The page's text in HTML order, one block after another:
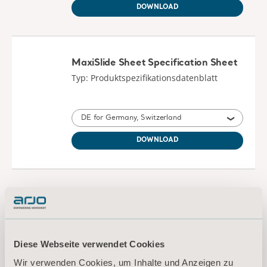
Diese Webseite verwendet Cookies
Wir verwenden Cookies, um Inhalte und Anzeigen zu
DOWNLOAD
MaxiSlide Sheet Specification Sheet
Typ: Produktspezifikationsdatenblatt
DE for Germany, Switzerland
DOWNLOAD